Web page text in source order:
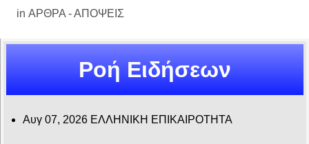
in ΑΡΘΡΑ - ΑΠΟΨΕΙΣ
Ροή Ειδήσεων
Αυγ 07, 2026 ΕΛΛΗΝΙΚΗ ΕΠΙΚΑΙΡΟΤΗΤΑ